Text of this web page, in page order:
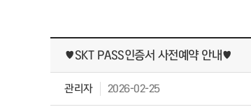
♥SKT PASS인증서 사전예약 안내♥
관리자 2026-02-25